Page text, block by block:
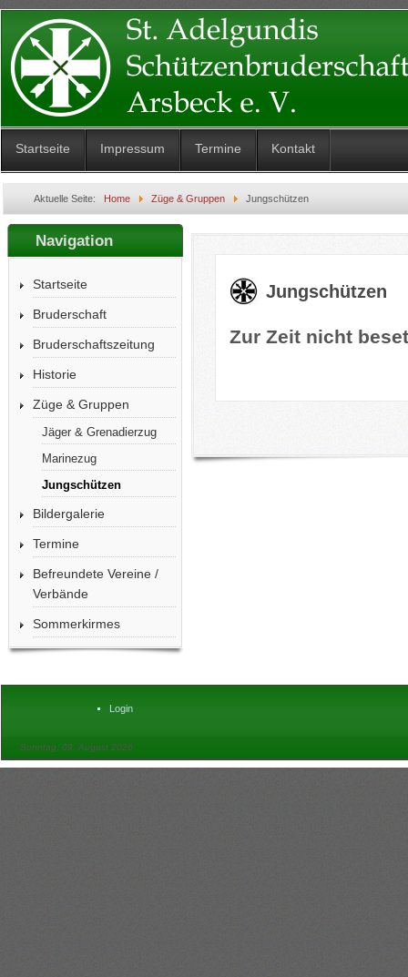
Startseite Impressum Termine Kontakt
Aktuelle Seite: Home Züge & Gruppen Jungschützen
Navigation
Startseite
Bruderschaft
Bruderschaftszeitung
Historie
Züge & Gruppen
Jäger & Grenadierzug
Marinezug
Jungschützen
Bildergalerie
Termine
Befreundete Vereine /
Verbände
Sommerkirmes
Jungschützen
Zur Zeit nicht
Login
Sonntag, 09. August 2026